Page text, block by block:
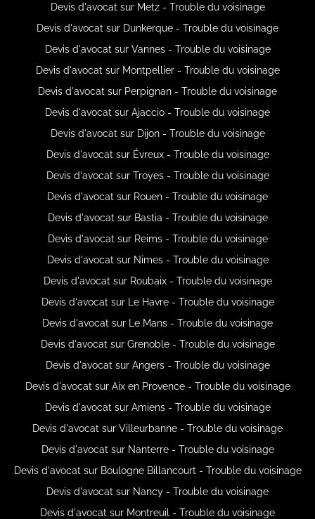
Devis d'avocat sur Metz - Trouble du voisinage
Devis d'avocat sur Dunkerque - Trouble du voisinage
Devis d'avocat sur Vannes - Trouble du voisinage
Devis d'avocat sur Montpellier - Trouble du voisinage
Devis d'avocat sur Perpignan - Trouble du voisinage
Devis d'avocat sur Ajaccio - Trouble du voisinage
Devis d'avocat sur Dijon - Trouble du voisinage
Devis d'avocat sur Évreux - Trouble du voisinage
Devis d'avocat sur Troyes - Trouble du voisinage
Devis d'avocat sur Rouen - Trouble du voisinage
Devis d'avocat sur Bastia - Trouble du voisinage
Devis d'avocat sur Reims - Trouble du voisinage
Devis d'avocat sur Nimes - Trouble du voisinage
Devis d'avocat sur Roubaix - Trouble du voisinage
Devis d'avocat sur Le Havre - Trouble du voisinage
Devis d'avocat sur Le Mans - Trouble du voisinage
Devis d'avocat sur Grenoble - Trouble du voisinage
Devis d'avocat sur Angers - Trouble du voisinage
Devis d'avocat sur Aix en Provence - Trouble du voisinage
Devis d'avocat sur Amiens - Trouble du voisinage
Devis d'avocat sur Villeurbanne - Trouble du voisinage
Devis d'avocat sur Nanterre - Trouble du voisinage
Devis d'avocat sur Boulogne Billancourt - Trouble du voisinage
Devis d'avocat sur Nancy - Trouble du voisinage
Devis d'avocat sur Montreuil - Trouble du voisinage